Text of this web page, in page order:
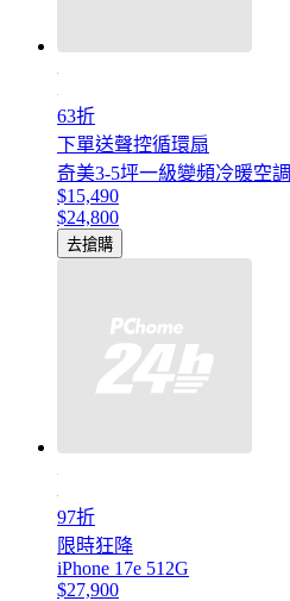
63折
下單送聲控循環扇
奇美3-5坪一級變頻冷暖空調
$15,490
$24,800
去搶購
97折
限時狂降
iPhone 17e 512G
$27,900